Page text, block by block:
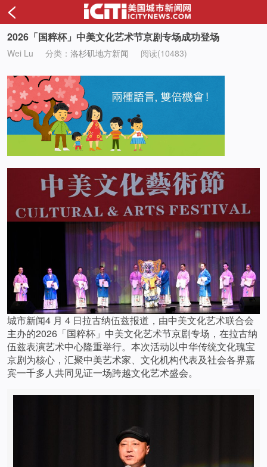
<
2026「国粹杯」中美文化艺术节京剧专场成功登场
Wei Lu 分类： 洛杉矶地方新闻 阅读(10483)
城市新闻4 月 4 日拉古纳伍兹报道，由中美文化艺术联合会
主办的2026「国粹杯」中美文化艺术节京剧专场，在拉古纳
伍兹表演艺术中心隆重举行。本次活动以中华传统文化瑰宝
京剧为核心，汇聚中美艺术家、文化机构代表及社会各界嘉
宾一千多人共同见证一场跨越文化艺术盛会。